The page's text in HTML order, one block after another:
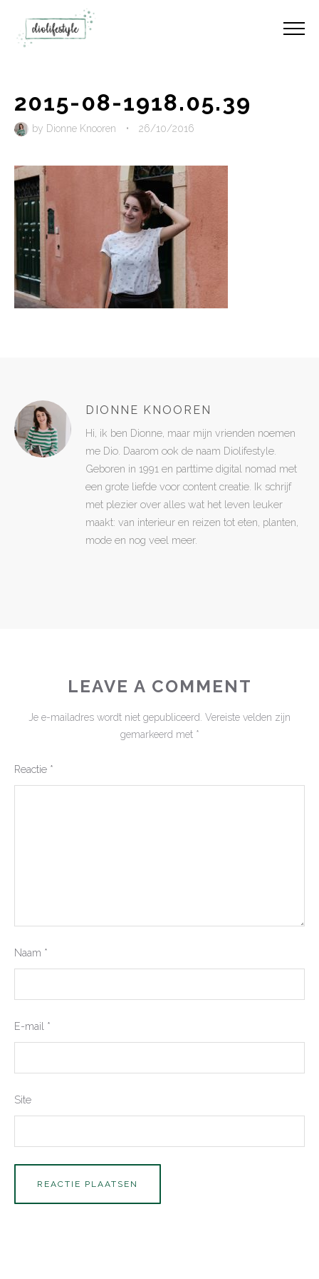
2015-08-1918.05.39
by Dionne Knooren • 26/10/2016
DIONNE KNOOREN
Hi, ik ben Dionne, maar mijn vrienden noemen
me Dio. Daarom ook de naam Diolifestyle.
Geboren in 1991 en parttime digital nomad met
een grote liefde voor content creatie. Ik schrijf
met plezier over alles wat het leven leuker
maakt: van interieur en reizen tot eten, planten,
mode en nog veel meer.
LEAVE A COMMENT
Je e-mailadres wordt niet gepubliceerd. Vereiste velden zijn
gemarkeerd met *
Reactie *
Naam *
E-mail *
Site